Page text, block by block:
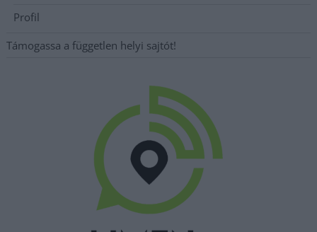
Profil
Támogassa a független helyi sajtót!